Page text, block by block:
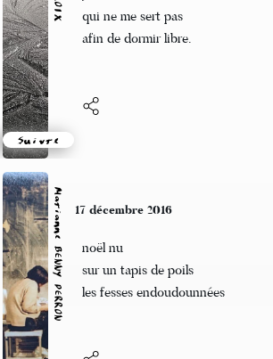
Suivre
J’abstrais tout acte
qui ne me sert pas
Marianne BENNY PERRON
noël nu
sur un tapis de poils